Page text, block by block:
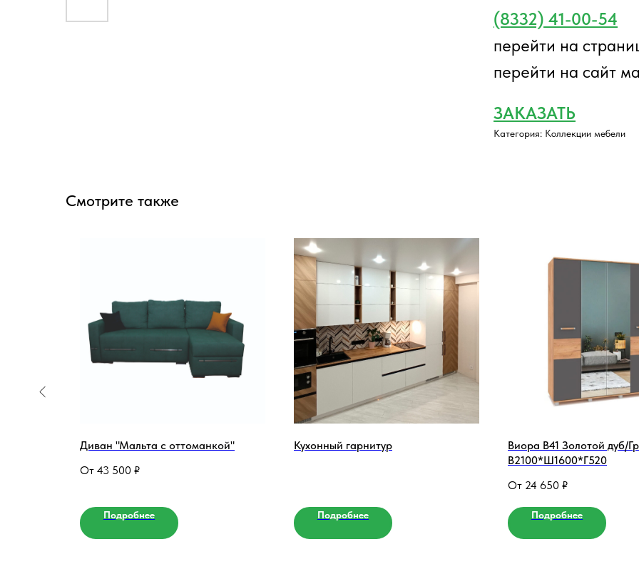
(8332) 41-00-54
перейти на
перейти на сайт
ЗАКАЗАТЬ
Категория: Коллекции мебели
Смотрите также
Диван "Мальта с оттоманкой"
43 500 ₽
Подробнее
Кухонный гарнитур
Подробнее
Виора В41 Золотой дуб/
В2100*Ш1600*Г520
24 650 ₽
Подробнее